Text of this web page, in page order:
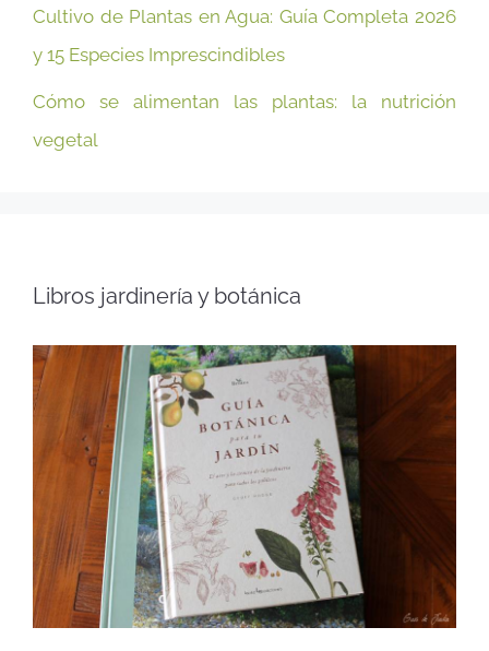
Cultivo de Plantas en Agua: Guía Completa 2026
y 15 Especies Imprescindibles
Cómo se alimentan las plantas: la nutrición
vegetal
Libros jardinería y botánica